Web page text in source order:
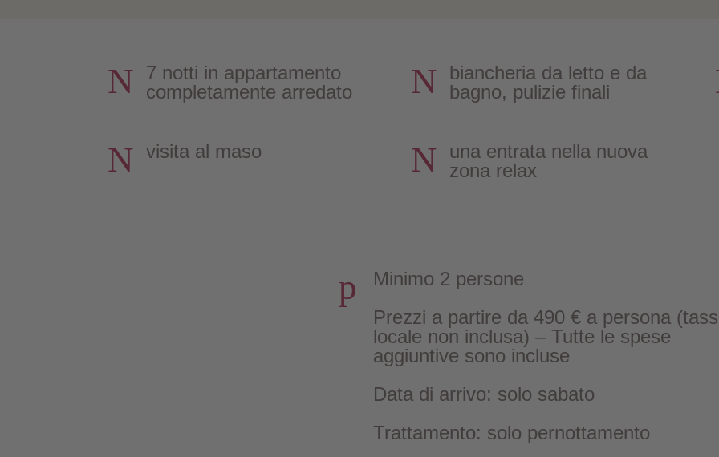
N
7 notti in appartamento
completamente arredato
N visita al maso
N
biancheria da letto e da
bagno, pulizie finali
N
una entrata nella nuova
zona relax
p
Minimo 2 persone
Prezzi a partire da 490 € a persona
locale non inclusa) – Tutte le spese
aggiuntive sono incluse
Data di arrivo: solo sabato
Trattamento: solo pernottamento